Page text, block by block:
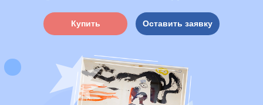
Купить Оставить заявку